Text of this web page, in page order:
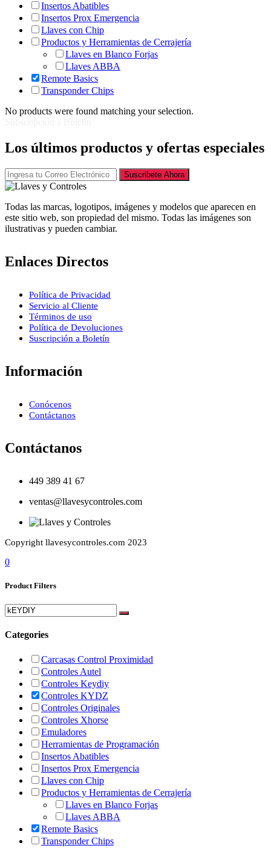
Insertos Abatibles
Insertos Prox Emergencia
Llaves con Chip
Productos y Herramientas de Cerrajería
Llaves en Blanco Forjas
Llaves ABBA
Remote Basics
Transponder Chips
No products were found matching your selection.
Los últimos productos y ofertas especiales
Suscribete Ahora
Todas las marcas, logotipos, imágenes y modelos que aparecen en
este sitio web, son propiedad del mismo. Todas las imágenes son
ilustrativas y pueden cambiar.
Enlaces Directos
Política de Privacidad
Servicio al Cliente
Términos de uso
Política de Devoluciones
Suscripción a Boletín
Información
Conócenos
Contáctanos
Contáctanos
449 389 41 67
ventas@llavesycontroles.com
Copyright llavesycontroles.com 2023
0
Product Filters
Categories
Carcasas Control Proximidad
Controles Autel
Controles Keydiy
Controles KYDZ
Controles Originales
Controles Xhorse
Emuladores
Herramientas de Programación
Insertos Abatibles
Insertos Prox Emergencia
Llaves con Chip
Productos y Herramientas de Cerrajería
Llaves en Blanco Forjas
Llaves ABBA
Remote Basics
Transponder Chips